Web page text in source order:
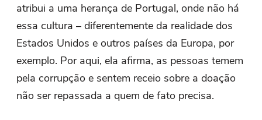
atribui a uma herança de Portugal, onde não há
essa cultura – diferentemente da realidade dos
Estados Unidos e outros países da Europa, por
exemplo. Por aqui, ela afirma, as pessoas temem
pela corrupção e sentem receio sobre a doação
não ser repassada a quem de fato precisa.